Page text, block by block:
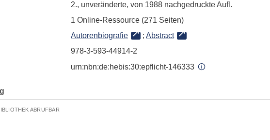
2., unveränderte, von 1988 nachgedruckte Aufl.
1 Online-Ressource (271 Seiten)
Autorenbiografie ; Abstract
978-3-593-44914-2
urn:nbn:de:hebis:30:epflicht-146333
ABRUFBAR